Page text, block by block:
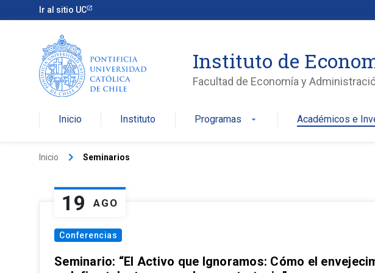
Ir al sitio UC
Instituto de
Facultad de Economía y
Inicio Instituto Programas arrow_drop_down Académicos e
Inicio keyboard_arrow_right Seminarios
19 AGO
Conferencias
Seminario: “El Activo que Ignoramos: Cómo el